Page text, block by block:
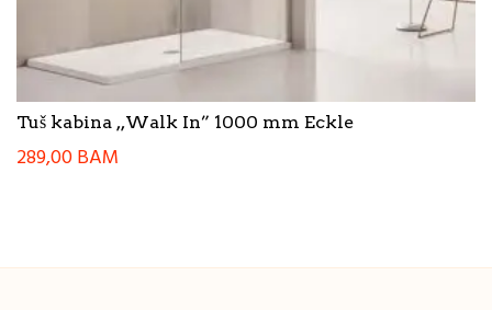
Tuš kabina ,,Walk In” 1000 mm Eckle
289,00BAM